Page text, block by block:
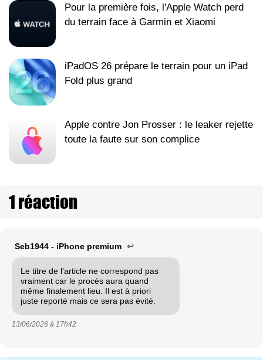
Pour la première fois, l'Apple Watch perd
du terrain face à Garmin et Xiaomi
iPadOS 26 prépare le terrain pour un iPad
Fold plus grand
Apple contre Jon Prosser : le leaker rejette
toute la faute sur son complice
1 réaction
Seb1944 - iPhone premium ↩
Le titre de l'article ne correspond pas
vraiment car le procès aura quand
même finalement lieu. Il est à priori
juste reporté mais ce sera pas évité.
13/06/2026 à 17h42